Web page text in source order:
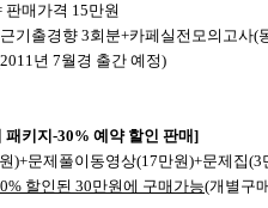
매가격 15만원
기출경향 3회분+카페실전모의고사(
년 7월경 출간 예정)
키지-30% 예약 할인 판매]
)+문제풀이동영상(17만원)+문제집
할인된 30만원에 구매가능(개별구